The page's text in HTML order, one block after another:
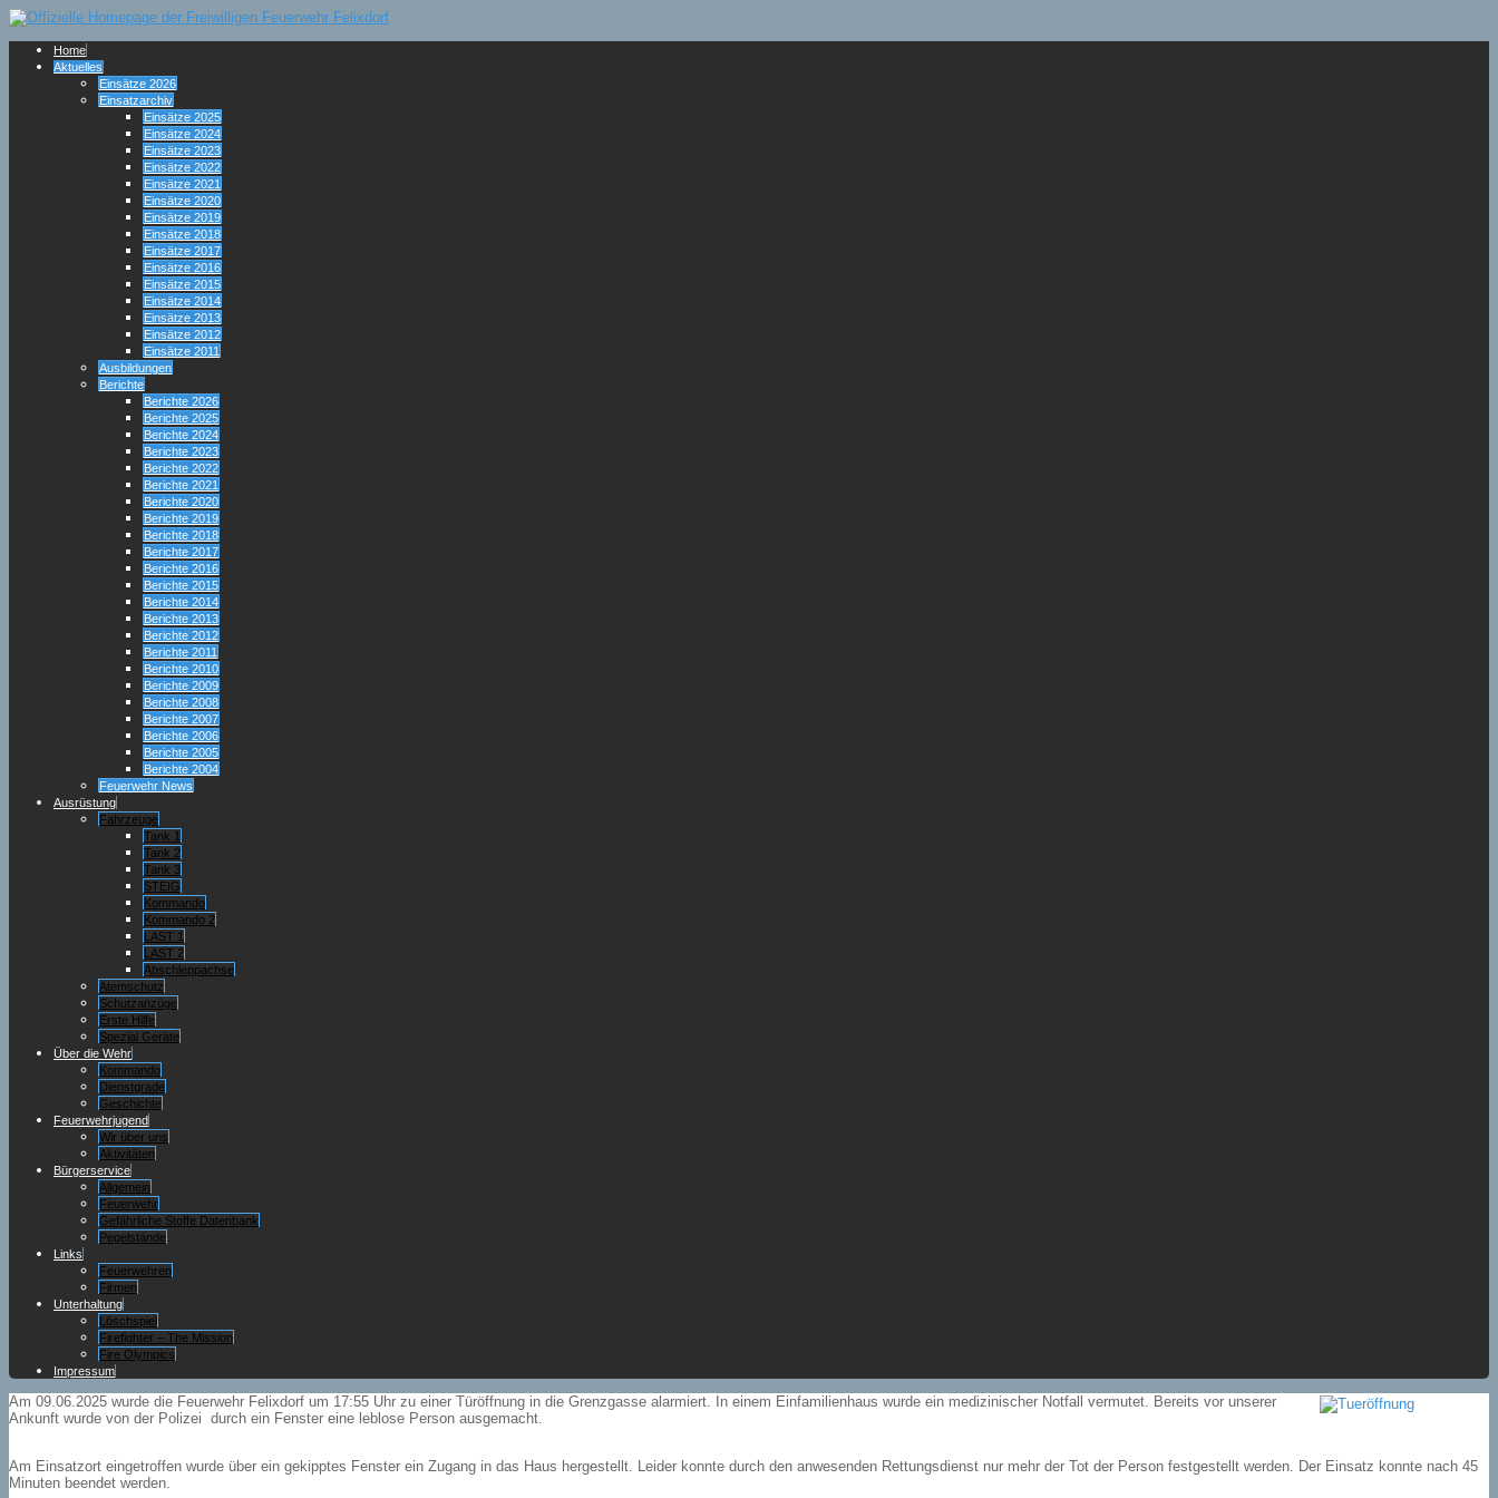
Home
Aktuelles
Einsätze 2026
Einsatzarchiv
Einsätze 2025
Einsätze 2024
Einsätze 2023
Einsätze 2022
Einsätze 2021
Einsätze 2020
Einsätze 2019
Einsätze 2018
Einsätze 2017
Einsätze 2016
Einsätze 2015
Einsätze 2014
Einsätze 2013
Einsätze 2012
Einsätze 2011
Ausbildungen
Berichte
Berichte 2026
Berichte 2025
Berichte 2024
Berichte 2023
Berichte 2022
Berichte 2021
Berichte 2020
Berichte 2019
Berichte 2018
Berichte 2017
Berichte 2016
Berichte 2015
Berichte 2014
Berichte 2013
Berichte 2012
Berichte 2011
Berichte 2010
Berichte 2009
Berichte 2008
Berichte 2007
Berichte 2006
Berichte 2005
Berichte 2004
Feuerwehr News
Ausrüstung
Fahrzeuge
Tank 1
Tank 2
Tank 3
STEIG
Kommando
Kommando 2
LAST 1
LAST 2
Abschleppachse
Atemschutz
Schutzanzüge
Erste Hilfe
Spezial Geräte
Über die Wehr
Kommando
Dienstgrade
Geschichte
Feuerwehrjugend
Wir über uns
Aktivitäten
Bürgerservice
Allgemein
Feuerwehr
Gefährliche Stoffe Datenbank
Pegelstände
Links
Feuerwehren
Firmen
Unterhaltung
Löschspiel
Firefighter – The Mission
Fire Olympics
Impressum
Am 09.06.2025 wurde die Feuerwehr Felixdorf um 17:55 Uhr zu einer Türöffnung in die Grenzgasse alarmiert. In einem Einfamilienhaus wurde ein medizinischer Notfall vermutet. Bereits vor unserer
Ankunft wurde von der Polizei durch ein Fenster eine leblose Person ausgemacht.
Am Einsatzort eingetroffen wurde über ein gekipptes Fenster ein Zugang in das Haus hergestellt. Leider konnte durch den anwesenden Rettungsdienst nur mehr der Tot der Person festgestellt werden. Der Einsatz konnte nach 45
Minuten beendet werden.